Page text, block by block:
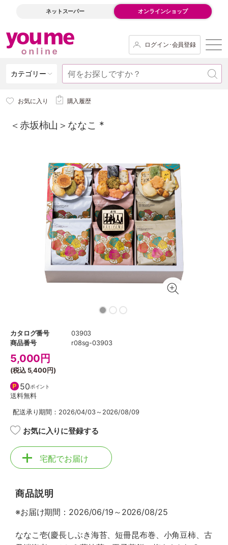
ネットスーパー オンラインショップ
ログイン･会員登録
カテゴリー
お気に入り 購入履歴
＜赤坂柿山＞ななこ *
カタログ番号
03903
商品番号
r08sg-03903
5,000 円
(税込 5,400円)
50ポイント
送料無料
配送承り期間：2026/04/03～2026/08/09
お気に入りに登録する
宅配でお届け
商品説明
※お届け期間：2026/06/19～2026/08/25
ななこ壱(慶長しぶき海苔、短冊昆布巻、小角豆柿、古